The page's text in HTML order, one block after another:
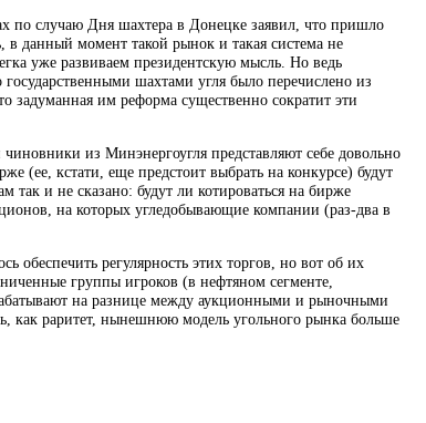
по случаю Дня шахтера в Донецке заявил, что пришло
в данный момент такой рынок и такая система не
уже развиваем президентскую мысль. Но ведь
государственными шахтами угля было перечислено из
им реформа существенно сократит эти
из Минэнергоугля представляют себе довольно
(ее, кстати, еще предстоит выбрать на конкурсе) будут
так и не сказано: будут ли котироваться на бирже
на которых угледобывающие компании (раз-два в
регулярность этих торгов, но вот об их
группы игроков (в нефтяном сегменте,
на разнице между аукционными и рыночными
как раритет, нынешнюю модель угольного рынка больше